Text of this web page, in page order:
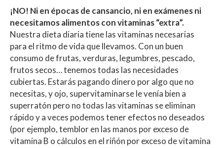
¡NO! Ni en épocas de cansancio, ni en exámenes ni
necesitamos alimentos con vitaminas “extra”.
Nuestra dieta diaria tiene las vitaminas necesarias
para el ritmo de vida que llevamos. Con un buen
consumo de frutas, verduras, legumbres, pescado,
frutos secos… tenemos todas las necesidades
cubiertas. Estarás pagando dinero por algo que no
necesitas, y ojo, supervitaminarse le venía bien a
superratón pero no todas las vitaminas se eliminan
rápido y a veces podemos tener efectos no deseados
(por ejemplo, temblor en las manos por exceso de
vitamina B o cálculos en el riñón por exceso de vitamina